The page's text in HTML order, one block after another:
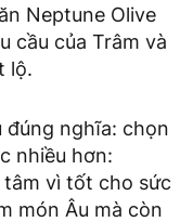
Neptune Olive
cầu của Trâm và
lộ.
đúng nghĩa: chọn
nhiều hơn:
vì tốt cho sức
món Âu mà còn